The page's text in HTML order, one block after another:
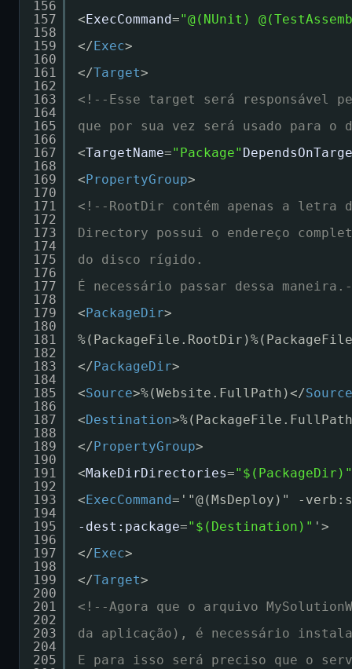
156
157
158
159
160
161
162
163
164
165
166
167
168
169
170
171
172
173
174
175
176
177
178
179
180
181
182
183
184
185
186
187
188
189
190
191
192
193
194
195
196
197
198
199
200
201
202
203
204
205
<ExecCommand="@(NUnit)
</Exec>
</Target>
<!--Esse target será responsável
que por sua vez será usado para o
<TargetName="Package"
<PropertyGroup>
<!--RootDir contém apenas a letra
Directory possui o endereço
do disco rígido.
É necessário passar dessa
<PackageDir>
</PackageDir>
<Source>%(Website.FullPath)</
<Destination
</PropertyGroup>
<MakeDirDirectories=
<ExecCommand='"@(MsDeploy)" -
-dest:package="$(Destination)" '>
</Exec>
</Target>
<!--Agora que o arquivo
da aplicação), é necessário
E para isso será preciso que o